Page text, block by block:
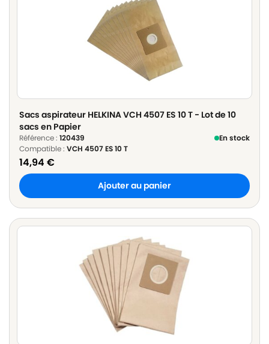
Sacs aspirateur HELKINA VCH 4507 ES 10 T - Lot de 10
sacs en Papier
Référence : 120439
En stock
Compatible : VCH 4507 ES 10 T
14,94 €
Ajouter au panier